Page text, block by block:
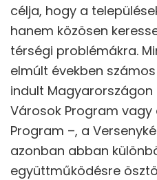
célja, hogy a
hanem közösen
térségi problémákra.
elmúlt években
indult
Városok Program vagy
Program –, a
azonban abban
együttműködésre